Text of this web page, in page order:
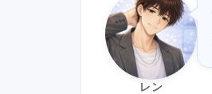
レン